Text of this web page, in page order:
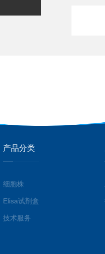
产品分类
细胞株
Elisa试剂盒
技术服务